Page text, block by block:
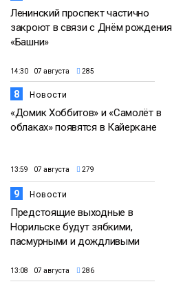
Ленинский проспект частично
закроют в связи с Днём рождения
«Башни»
14:30 07 августа 285
8 Новости
«Домик Хоббитов» и «Самолёт в
облаках» появятся в Кайеркане
13:59 07 августа 279
9 Новости
Предстоящие выходные в
Норильске будут зябкими,
пасмурными и дождливыми
13:08 07 августа 286